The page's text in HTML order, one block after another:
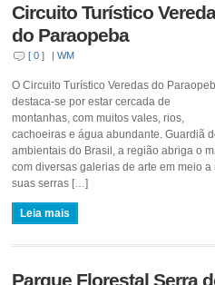
Circuito Turístico
do Paraopeba
[ 0 ] |WM
O Circuito Turístico Veredas do
destaca-se por estar cercada de
montanhas, com muitos vales, rios,
cachoeiras e água abundante. Guardiã
ambientais do Brasil, a região abriga o
com diversas galerias de arte em meio
suas serras […]
Leia mais
Parque Florestal Serra